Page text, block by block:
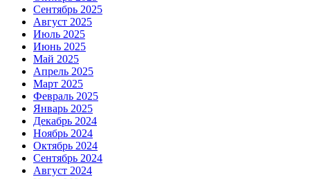
Сентябрь 2025
Август 2025
Июль 2025
Июнь 2025
Май 2025
Апрель 2025
Март 2025
Февраль 2025
Январь 2025
Декабрь 2024
Ноябрь 2024
Октябрь 2024
Сентябрь 2024
Август 2024